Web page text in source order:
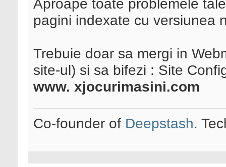
Aproape toate problemele
pagini indexate cu versiunea
Trebuie doar sa mergi in
site-ul) si sa bifezi : Site
www. xjocurimasini.com
Co-founder of Deepstash.